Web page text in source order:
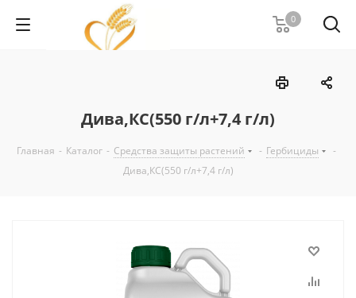
0
Дива,КС(550 г/л+7,4 г/л)
Главная - Каталог - Средства защиты растений - Гербициды
-
Дива,КС(550 г/л+7,4 г/л)